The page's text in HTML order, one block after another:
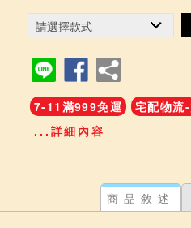
7-11滿999免運
宅配物流
...詳細內容
商品敘述